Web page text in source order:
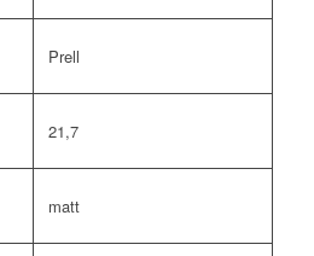
Prell
21,7
matt